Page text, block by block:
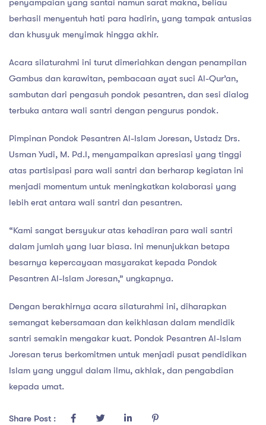
penyampaian yang santai namun sarat makna, beliau
berhasil menyentuh hati para hadirin, yang tampak antusias
dan khusyuk menyimak hingga akhir.
Acara silaturahmi ini turut dimeriahkan dengan penampilan
Gambus dan karawitan, pembacaan ayat suci Al-Qur’an,
sambutan dari pengasuh pondok pesantren, dan sesi dialog
terbuka antara wali santri dengan pengurus pondok.
Pimpinan Pondok Pesantren Al-Islam Joresan, Ustadz Drs.
Usman Yudi, M. Pd.I, menyampaikan apresiasi yang tinggi
atas partisipasi para wali santri dan berharap kegiatan ini
menjadi momentum untuk meningkatkan kolaborasi yang
lebih erat antara wali santri dan pesantren.
“Kami sangat bersyukur atas kehadiran para wali santri
dalam jumlah yang luar biasa. Ini menunjukkan betapa
besarnya kepercayaan masyarakat kepada Pondok
Pesantren Al-Islam Joresan,” ungkapnya.
Dengan berakhirnya acara silaturahmi ini, diharapkan
semangat kebersamaan dan keikhlasan dalam mendidik
santri semakin mengakar kuat. Pondok Pesantren Al-Islam
Joresan terus berkomitmen untuk menjadi pusat pendidikan
Islam yang unggul dalam ilmu, akhlak, dan pengabdian
kepada umat.
Share Post :